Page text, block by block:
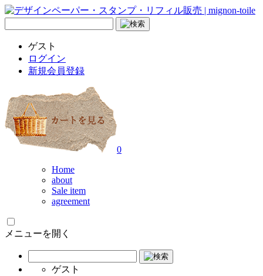
ゲスト
ログイン
新規会員登録
0
Home
about
Sale item
agreement
メニューを開く
ゲスト